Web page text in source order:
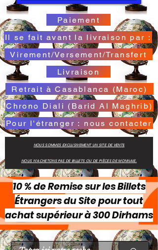
Paiement
Virement/Versement/Transfert
Livraison
Retrait à Casablanca (Maroc)
Il se fait avant la livraison par :
Chrono Diali (Barid Al Maghrib)
Pour l'étranger : nous contacter
NOUS SOMMES EXCLUSIVEMENT UN SITE DE VENTE
NOUS N'ACHETONS PAS DE BILLETS OU DE PIÈCES DE MONNAIE.
10 % de Remise sur les Billets
Étrangers du Site pour tout
achat supérieur à 300 Dirhams